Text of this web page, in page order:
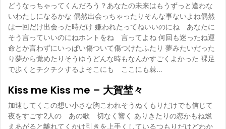
どうなっちゃってくんだろう？あなたの未来はもうずっと逢わな
いわたしになるかな 偶然出会っちゃったりそんな事ないよね偶然
は一回だけ出会った時だけ 嫌われたってねいいのにね あなたに
そう言っていいのにねホントをね 言ってよね 何回も迷ったね運
命とか言わずにいっぱい傷ついて傷つけたふたり 夢みたいだった
り夢から覚めたりそうゆうどんな時もなんかすごくよかった 裸足
で歩くとチクチクするよそこにも ここにも棘…
Kiss me Kiss me – 大賀埜々
加速してくこの想い小さな胸こわれそうぬくもりだけでも信じて
夜をすごす2人の あの歌 切なく響く ありきたりの恋かもね燃
えあがると離れてくかけ引きを上手くしているつもりだけどわか